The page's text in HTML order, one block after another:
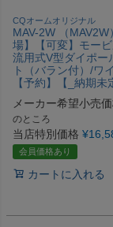
CQオームオリジナル
MAV-2W （MAV2W
場】【可変】モー
流用式V型ダイポー
ト（バラン付）/ワ
【予約】【_納期未
メーカー希望小売
のところ
当店特別価格 ¥
会員価格あり
カートに入れる